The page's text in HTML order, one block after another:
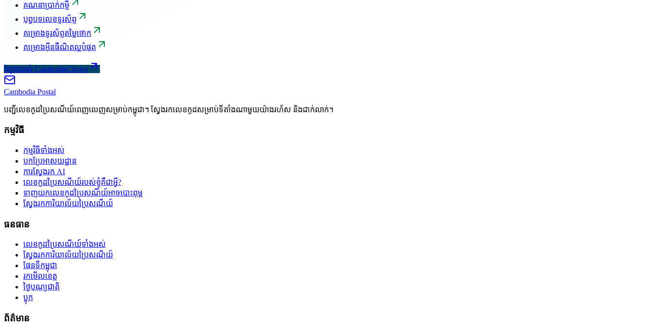
គណនាប្រាក់កម្ចី
បុព្វបទលេខទូរស័ព្ទ
គម្រោងទូរស័ព្ទតម្លៃថោក
គម្រោងអ៊ីនធឺណិតល្អបំផុត
ស្វែងយល់ CambodiaChoice
Cambodia Postal
បញ្ជីលេខកូដប្រៃសណីយ៍ពេញលេញសម្រាប់កម្ពុជា។ ស្វែងរកលេខកូដសម្រាប់ទីតាំងណាមួយយ៉ាងរហ័ស និងជាក់លាក់។
កម្មវិធី
កម្មវិធីទាំងអស់
បកប្រែអាសយដ្ឋាន
ការស្វែងរក AI
លេខកូដប្រៃសណីយ៍របស់ខ្ញុំគឺជាអ្វី?
ទាញយកលេខកូដប្រៃសណីយ៍អាចបោះពុម្ភ
ស្វែងរកការិយាល័យប្រៃសណីយ៍
ធនធាន
លេខកូដប្រៃសណីយ៍ទាំងអស់
ស្វែងរកការិយាល័យប្រៃសណីយ៍
ផែនទីកម្ពុជា
រកមើលខេត្ត
ថ្ងៃបុណ្យជាតិ
ប្លុក
ព័ត៌មាន